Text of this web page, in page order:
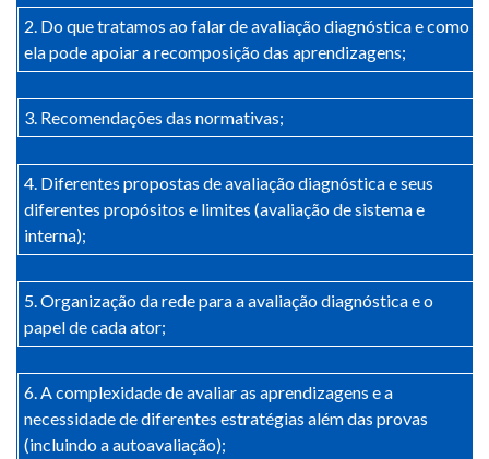
2. Do que tratamos ao falar de avaliação diagnóstica e como
ela pode apoiar a recomposição das aprendizagens;
3. Recomendações das normativas;
4. Diferentes propostas de avaliação diagnóstica e seus
diferentes propósitos e limites (avaliação de sistema e
interna);
5. Organização da rede para a avaliação diagnóstica e o
papel de cada ator;
6. A complexidade de avaliar as aprendizagens e a
necessidade de diferentes estratégias além das provas
(incluindo a autoavaliação);